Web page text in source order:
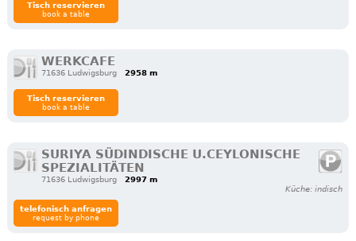
Tisch reservieren
book a table
WERKCAFE
71636 Ludwigsburg 2958 m
Tisch reservieren
book a table
SURIYA SÜDINDISCHE U.CEYLONISCHE
SPEZIALITÄTEN
71636 Ludwigsburg
2997 m
Küche: indisch
telefonisch anfragen
request by phone